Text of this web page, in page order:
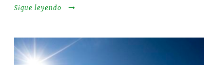
Sigue leyendo